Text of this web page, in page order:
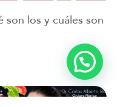
son los y cuáles son